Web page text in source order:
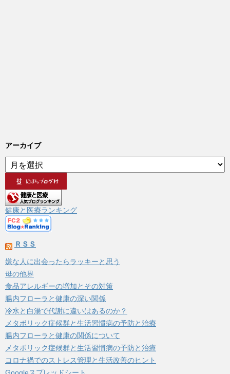
アーカイブ
ア
ー
イ
ブ
健康と医療ランキング
ＲＳＳ
嫌な人に出会ったらラッキーと思う
母の他界
食品アレルギーの増加とその対策
腸内フローラと健康の深い関係
冷水と白湯で代謝に違いはあるのか？
メタボリック症候群と生活習慣病の予防と治療
腸内フローラと健康の関係について
メタボリック症候群と生活習慣病の予防と治療
コロナ禍でのストレス管理と生活改善のヒント